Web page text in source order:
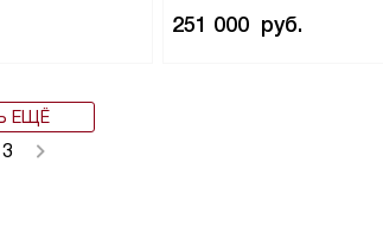
251 000 руб.
ЕЩЁ
3